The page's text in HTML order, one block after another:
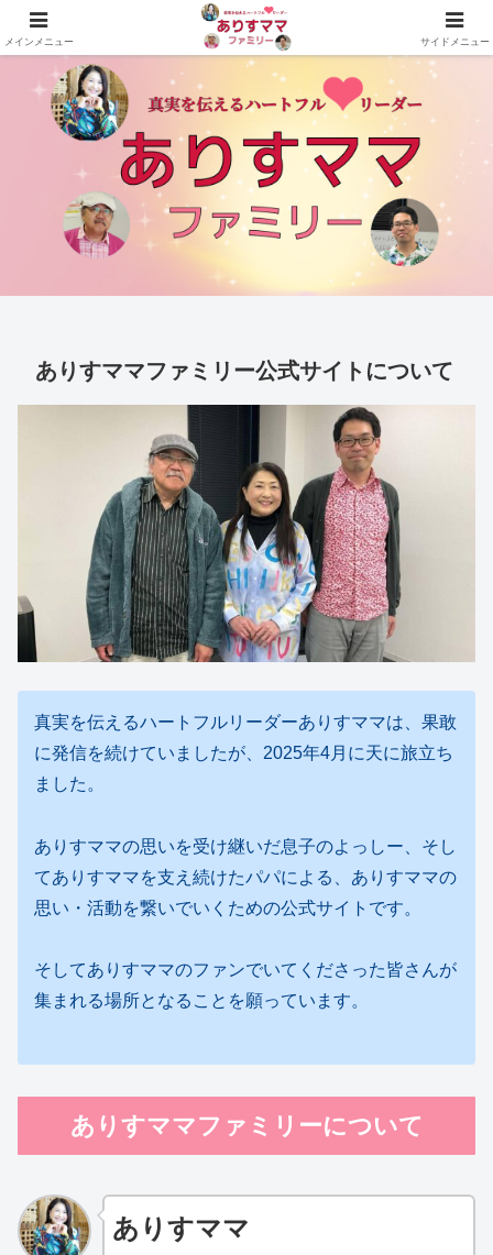
真実を伝えるハートフルリーダーありすママファミリーの公式サイト
ありすママファミリー公式サイトについて
真実を伝えるハートフルリーダーありすママは、果敢
に発信を続けていましたが、2025年4月に天に旅立ち
ました。
ありすママの思いを受け継いだ息子のよっしー、そし
てありすママを支え続けたパパによる、ありすママの
思い・活動を繋いでいくための公式サイトです。
そしてありすママのファンでいてくださった皆さんが
集まれる場所となることを願っています。
ありすママファミリーについて
ありすママ
メインメニュー サイドメニュー